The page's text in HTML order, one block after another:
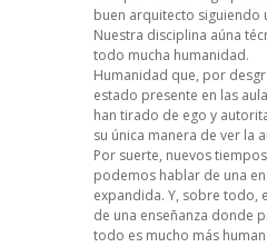
buen arquitecto siguiendo
Nuestra disciplina aúna
todo mucha humanidad.
Humanidad que, por
estado presente en las
han tirado de ego y
su única manera de ver la
Por suerte, nuevos
podemos hablar de una
expandida. Y, sobre todo,
de una enseñanza donde
todo es mucho más